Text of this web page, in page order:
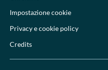
Impostazione cookie
Privacy e cookie policy
Credits